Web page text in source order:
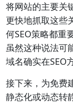
将网站的主要关
更快地抓取这些
何SEO策略都重要
虽然这种说法可
域名确实在SEO
接下来，为免费
静态化或动态转